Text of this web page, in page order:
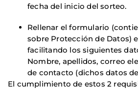
fecha del inicio del sorteo.
Rellenar el formulario
sobre Protección de Datos)
facilitando los siguientes
Nombre, apellidos, correo
de contacto (dichos datos
El cumplimiento de estos 2